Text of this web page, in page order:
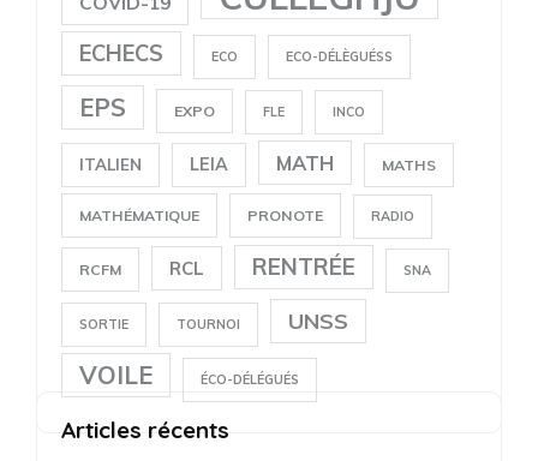
ECHECS ECO ECO-DÉLÈGUÉSS
EPS EXPO FLE INCO
ITALIEN LEIA MATH MATHS
MATHÉMATIQUE PRONOTE RADIO
RCFM RCL RENTRÉE SNA
SORTIE TOURNOI UNSS
VOILE ÉCO-DÉLÉGUÉS
Articles récents